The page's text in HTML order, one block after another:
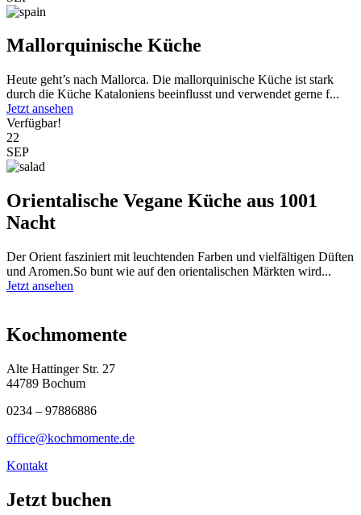
Mallorquinische Küche
Heute geht’s nach Mallorca. Die mallorquinische Küche ist stark
durch die Küche Kataloniens beeinflusst und verwendet gerne f...
Jetzt ansehen
Verfügbar!
22
SEP
Orientalische Vegane Küche aus 1001
Nacht
Der Orient fasziniert mit leuchtenden Farben und vielfältigen Düften
und Aromen.So bunt wie auf den orientalischen Märkten wird...
Jetzt ansehen
Kochmomente
Alte Hattinger Str. 27
44789 Bochum
0234 – 97886886
office@kochmomente.de
Kontakt
Jetzt buchen